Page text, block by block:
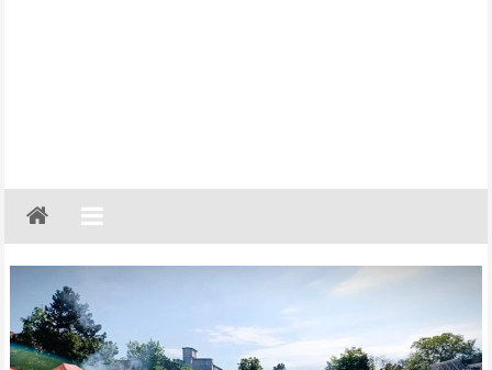
Gazeta
Regionalna
Częstochowa,
Kłobuck,
Lubliniec,
Myszków